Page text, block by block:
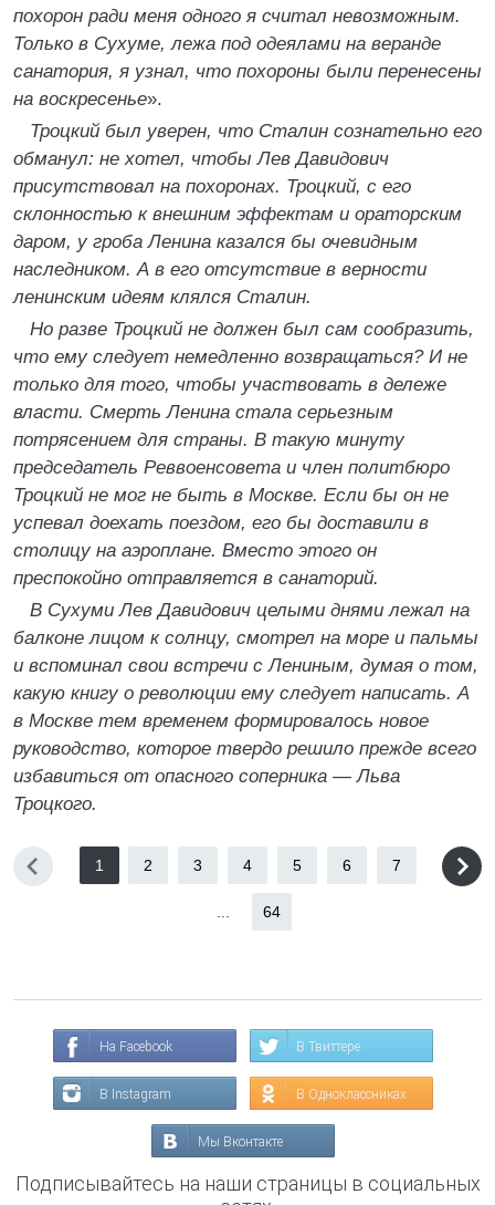
похорон ради меня одного я считал невозможным.
Только в Сухуме, лежа под одеялами на веранде
санатория, я узнал, что похороны были перенесены
на воскресенье».
Троцкий был уверен, что Сталин сознательно его
обманул: не хотел, чтобы Лев Давидович
присутствовал на похоронах. Троцкий, с его
склонностью к внешним эффектам и ораторским
даром, у гроба Ленина казался бы очевидным
наследником. А в его отсутствие в верности
ленинским идеям клялся Сталин.
Но разве Троцкий не должен был сам сообразить,
что ему следует немедленно возвращаться? И не
только для того, чтобы участвовать в дележе
власти. Смерть Ленина стала серьезным
потрясением для страны. В такую минуту
председатель Реввоенсовета и член политбюро
Троцкий не мог не быть в Москве. Если бы он не
успевал доехать поездом, его бы доставили в
столицу на аэроплане. Вместо этого он
преспокойно отправляется в санаторий.
В Сухуми Лев Давидович целыми днями лежал на
балконе лицом к солнцу, смотрел на море и пальмы
и вспоминал свои встречи с Лениным, думая о том,
какую книгу о революции ему следует написать. А
в Москве тем временем формировалось новое
руководство, которое твердо решило прежде всего
избавиться от опасного соперника — Льва
Троцкого.
1 2 3 4 5 6 7
64
На Facebook В Твиттере
В Instagram В Одноклассниках
Мы Вконтакте
Подписывайтесь на наши страницы в социальных